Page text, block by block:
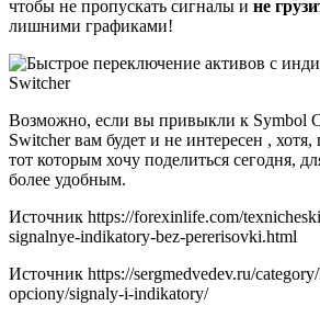
чтобы не пропускать сигналы и не
лишними графиками!
Возможно, если вы привыкли к Symbol
Switcher вам будет и не интересен ,
тот которым хочу поделиться сегодня,
более удобным.
Источник https://forexinlife.com/
signalnye-indikatory-bez-pererisovki.html
Источник https://sergmedvedev.ru/
opciony/signaly-i-indikatory/